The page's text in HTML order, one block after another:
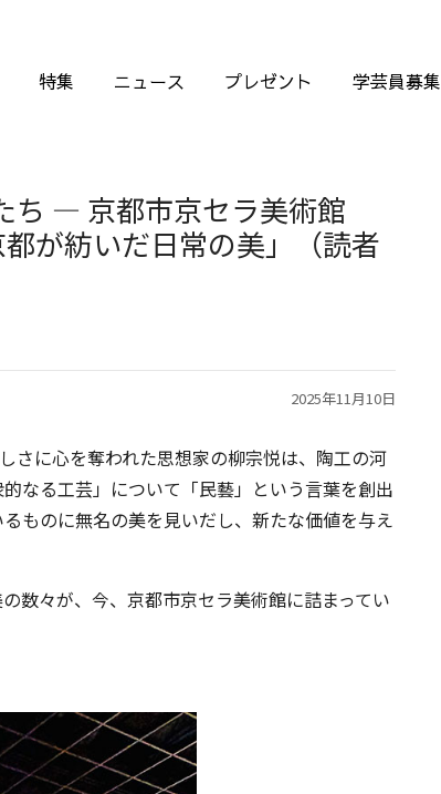
特集 ニュース プレゼント 学芸員募集
ち ― 京都市京セラ美術館
が紡いだ日常の美」（読者
2025年11月10日
さに心を奪われた思想家の柳宗悦は、陶工の河
なる工芸」について「民藝」という言葉を創出
ものに無名の美を見いだし、新たな価値を与え
数々が、今、京都市京セラ美術館に詰まってい